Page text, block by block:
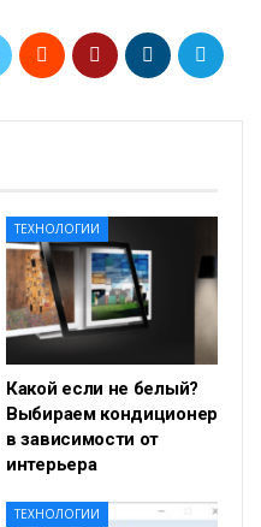
ТЕХНОЛОГИИ
Какой если не белый?
Выбираем кондиционер
в зависимости от
интерьера
ТЕХНОЛОГИИ